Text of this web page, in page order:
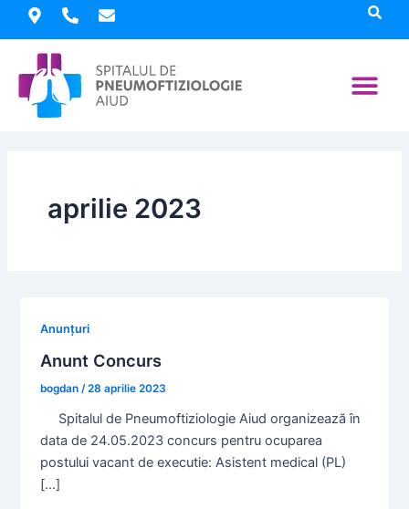
content
aprilie 2023
Anunțuri
Anunt Concurs
bogdan /28 aprilie 2023
Spitalul de Pneumoftiziologie Aiud organizează în
data de 24.05.2023 concurs pentru ocuparea
postului vacant de executie: Asistent medical (PL)
[…]